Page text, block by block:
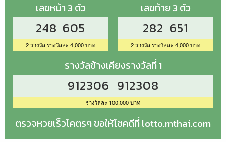
เลขหน้า 3 ตัว
248 605
2 รางวัล รางวัลละ 4,000 บาท
เลขท้าย 3 ตัว
282 651
2 รางวัล รางวัลละ 4,000 บาท
รางวัลข้างเคียงรางวัลที่ 1
912306 912308
รางวัลละ 100,000 บาท
ตรวจหวยเร็วโคตรๆ ขอให้โชคดีที่ lotto.mthai.com